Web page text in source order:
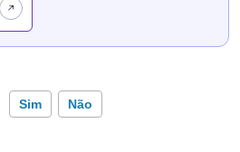
Sim Não